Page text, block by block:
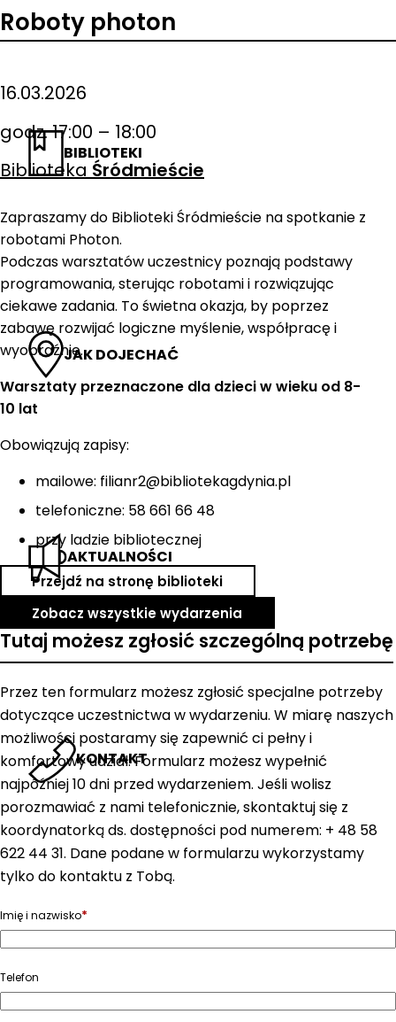
BIBLIOTEKI
JAK DOJECHAĆ
AKTUALNOŚCI
KONTAKT
Roboty photon
16.03.2026
godz. 17:00 – 18:00
Biblioteka Śródmieście
Zapraszamy do Biblioteki Śródmieście na spotkanie z
robotami Photon.
Podczas warsztatów uczestnicy poznają podstawy
programowania, sterując robotami i rozwiązując
ciekawe zadania. To świetna okazja, by poprzez
zabawę rozwijać logiczne myślenie, współpracę i
wyobraźnię.
Warsztaty przeznaczone dla dzieci w wieku od 8-
10 lat
Obowiązują zapisy:
mailowe: filianr2@bibliotekagdynia.pl
telefoniczne: 58 661 66 48
przy ladzie bibliotecznej
Przejdź na stronę biblioteki
Zobacz wszystkie wydarzenia
Tutaj możesz zgłosić szczególną potrzebę
Przez ten formularz możesz zgłosić specjalne potrzeby
dotyczące uczestnictwa w wydarzeniu. W miarę naszych
możliwości postaramy się zapewnić ci pełny i
komfortowy udział. Formularz możesz wypełnić
najpóźniej 10 dni przed wydarzeniem. Jeśli wolisz
porozmawiać z nami telefonicznie, skontaktuj się z
koordynatorką ds. dostępności pod numerem: + 48 58
622 44 31. Dane podane w formularzu wykorzystamy
tylko do kontaktu z Tobą.
Imię i nazwisko*
Telefon